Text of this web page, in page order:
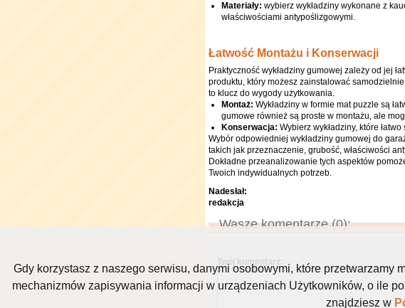
Materiały: wybierz wykładziny wykonane z
właściwościami antypoślizgowymi.
Łatwość Montażu i Konserwacji
Praktyczność wykładziny gumowej zależy od jej
produktu, który możesz zainstalować
to klucz do wygody użytkowania.
Montaż: Wykładziny w formie mat puzzle są
gumowe również są proste w montażu, ale
Konserwacja: Wybierz wykładziny, które
Wybór odpowiedniej wykładziny gumowej do
takich jak przeznaczenie, grubość, właściwości
Dokładne przeanalizowanie tych aspektów
Twoich indywidualnych potrzeb.
Nadesłał:
redakcja
Wasze komentarze (0):
Twój komentarz:
Gdy korzystasz z naszego serwisu, danymi osobowymi, które
mechanizmów zapisywania informacji w urządzeniach Użytkowników, o ile
znajdziesz w